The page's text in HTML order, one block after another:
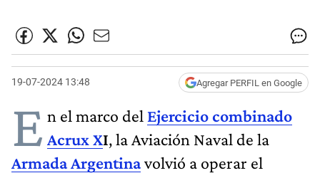
19-07-2024 13:48 Agregar PERFIL en Google
E n el marco del Ejercicio combinado
Acrux XI, la Aviación Naval de la
Armada Argentinavolvió a operar el